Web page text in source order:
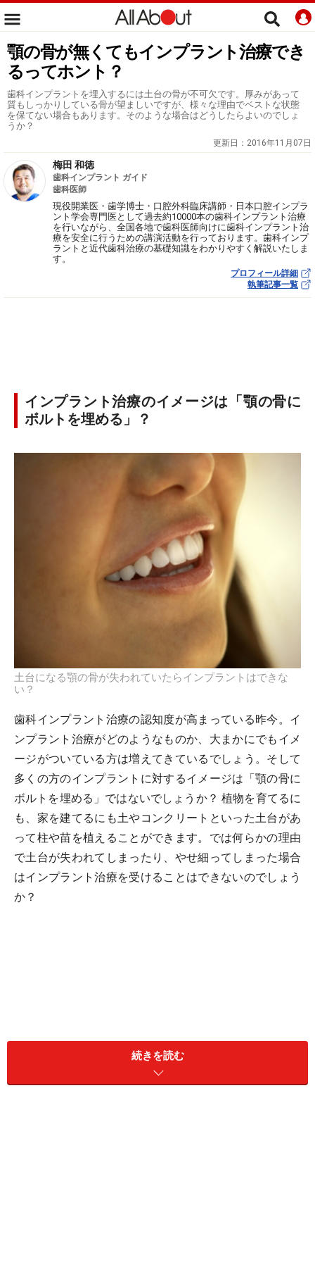
顎の骨が無くてもインプラント治療でき
るってホント？
歯科インプラントを埋入するには土台の骨が不可欠です。厚みがあって
質もしっかりしている骨が望ましいですが、様々な理由でベストな状態
を保てない場合もあります。そのような場合はどうしたらよいのでしょ
うか？
更新日： 2016年11月07日
梅田 和徳
歯科インプラント ガイド
歯科医師
現役開業医・歯学博士・口腔外科臨床講師・日本口腔インプラ
ント学会専門医として過去約10000本の歯科インプラント治療
を行いながら、全国各地で歯科医師向けに歯科インプラント治
療を安全に行うための講演活動を行っております。歯科インプ
ラントと近代歯科治療の基礎知識をわかりやすく解説いたしま
す。
プロフィール詳細
執筆記事一覧
インプラント治療のイメージは「顎の骨に
ボルトを埋める」？
土台になる顎の骨が失われていたらインプラントはできな
い？
歯科インプラント治療の認知度が高まっている昨今。イ
ンプラント治療がどのようなものか、大まかにでもイメ
ージがついている方は増えてきているでしょう。そして
多くの方のインプラントに対するイメージは「顎の骨に
ボルトを埋める」ではないでしょうか？ 植物を育てるに
も、家を建てるにも土やコンクリートといった土台があ
って柱や苗を植えることができます。では何らかの理由
で土台が失われてしまったり、やせ細ってしまった場合
はインプラント治療を受けることはできないのでしょう
か？
続きを読む